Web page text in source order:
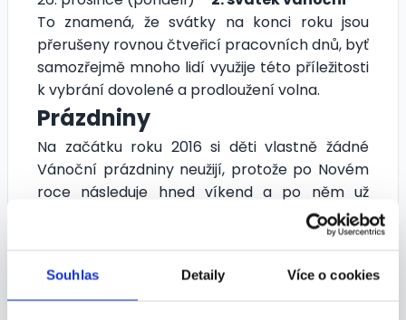
Souhlas Detaily Více o cookies
To znamená, že svátky na konci roku jsou
přerušeny rovnou čtveřicí pracovních dnů, byť
samozřejmě mnoho lidí využije této příležitosti
k vybrání dovolené a prodloužení volna.
Prázdniny
Na začátku roku 2016 si děti vlastně žádné
Vánoční prázdniny neužijí, protože po Novém
roce následuje hned víkend a po něm už
samozřejmě škola. To znamená pouze 12 dnů
volna na přelomu let 2015 a 2016, přičemž o rok
23. prosince 2015 (středa) až 3. ledna 2016
(neděle)– Vánoční prázdniny